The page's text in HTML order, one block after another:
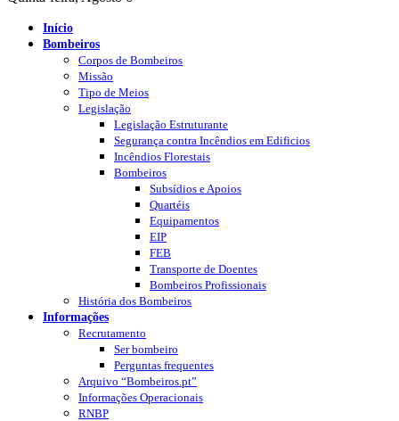
Início
Bombeiros
Corpos de Bombeiros
Missão
Tipo de Meios
Legislação
Legislação Estruturante
Segurança contra Incêndios em Edificios
Incêndios Florestais
Bombeiros
Subsídios e Apoios
Quartéis
Equipamentos
EIP
FEB
Transporte de Doentes
Bombeiros Profissionais
História dos Bombeiros
Informações
Recrutamento
Ser bombeiro
Perguntas frequentes
Arquivo “Bombeiros.pt”
Informações Operacionais
RNBP